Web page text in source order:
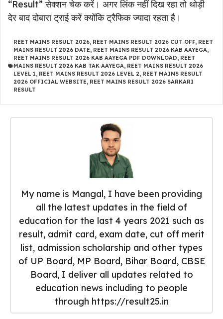
“Result” सेक्शन चेक करें। अगर लिंक नहीं दिख रहा तो थोड़ी
देर बाद दोबारा ट्राई करें क्योंकि ट्रैफिक ज्यादा रहता है।
REET MAINS RESULT 2026, REET MAINS RESULT 2026 CUT OFF, REET
MAINS RESULT 2026 DATE, REET MAINS RESULT 2026 KAB AAYEGA,
REET MAINS RESULT 2026 KAB AAYEGA PDF DOWNLOAD, REET
MAINS RESULT 2026 KAB TAK AAYEGA, REET MAINS RESULT 2026
LEVEL 1, REET MAINS RESULT 2026 LEVEL 2, REET MAINS RESULT
2026 OFFICIAL WEBSITE, REET MAINS RESULT 2026 SARKARI
RESULT
My name is Mangal, I have been providing
all the latest updates in the field of
education for the last 4 years 2021 such as
result, admit card, exam date, cut off merit
list, admission scholarship and other types
of UP Board, MP Board, Bihar Board, CBSE
Board, I deliver all updates related to
education news including to people
through https://result25.in